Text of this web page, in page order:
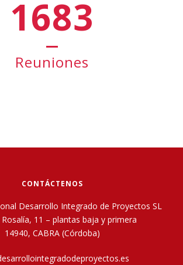
1683
Reuniones
CONTÁCTENOS
Desarrollo Integrado de Proyectos SL
11 – plantas baja y primera
14940, CABRA (Córdoba)